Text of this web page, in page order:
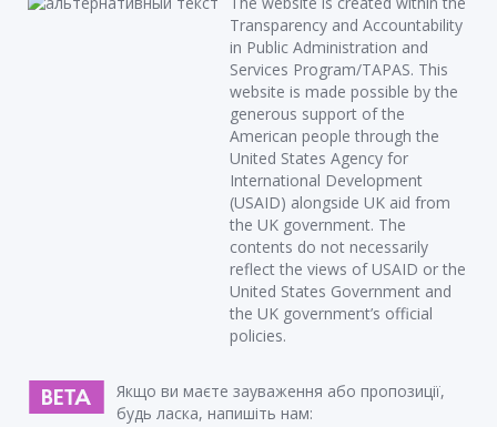
Transparency and Accountability
in Public Administration and
Services Program/TAPAS. This
website is made possible by the
generous support of the
American people through the
United States Agency for
International Development
(USAID) alongside UK aid from
the UK government. The
contents do not necessarily
reflect the views of USAID or the
United States Government and
the UK government’s official
policies.
Якщо ви маєте зауваження або пропозиції,
будь ласка, напишіть нам: